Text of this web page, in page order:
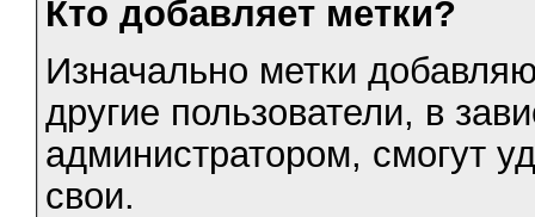
Кто добавляет метки?
Изначально метки
другие пользователи, в
администратором, смогут
свои.